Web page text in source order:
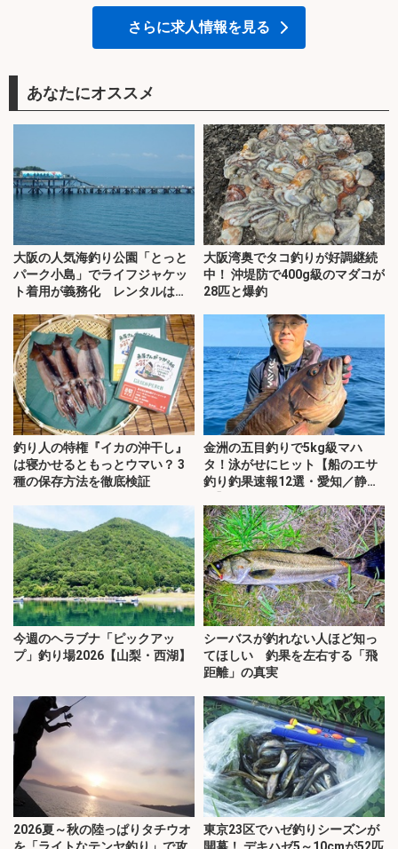
さらに求人情報を見る
あなたにオススメ
大阪の人気海釣り公園「とっと
パーク小島」でライフジャケッ
ト着用が義務化 レンタルはオ
大阪湾奥でタコ釣りが好調継続
中！ 沖堤防で400g級のマダコが
28匹と爆釣
釣り人の特権『イカの沖干し』
は寝かせるともっとウマい？ 3
種の保存方法を徹底検証
金洲の五目釣りで5kg級マハ
タ！泳がせにヒット【船のエサ
釣り釣果速報12選・愛知／静
今週のヘラブナ「ピックアッ
プ」釣り場2026【山梨・西湖】
シーバスが釣れない人ほど知っ
てほしい 釣果を左右する「飛
距離」の真実
2026夏～秋の陸っぱりタチウオ
東京23区でハゼ釣りシーズンが